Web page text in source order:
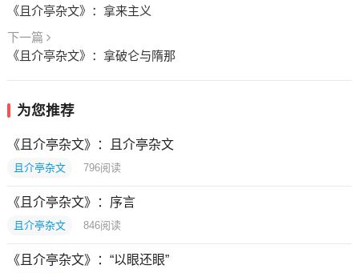
《且介亭杂文》：拿来主义
下一篇
《且介亭杂文》：拿破仑与隋那
为您推荐
《且介亭杂文》：且介亭杂文
且介亭杂文 796阅读
《且介亭杂文》：序言
且介亭杂文 846阅读
《且介亭杂文》：“以眼还眼”